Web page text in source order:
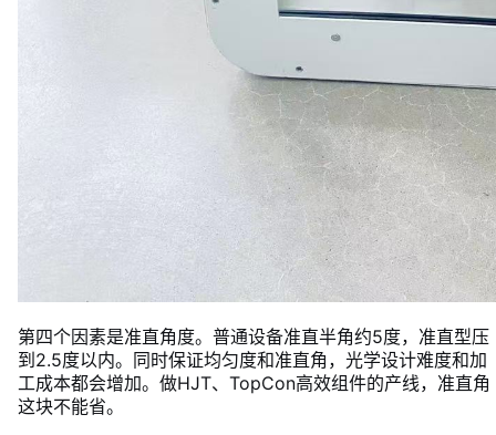
第四个因素是准直角度。普通设备准直半角约5度，准直型压
到2.5度以内。同时保证均匀度和准直角，光学设计难度和加
工成本都会增加。做HJT、TopCon高效组件的产线，准直角
这块不能省。